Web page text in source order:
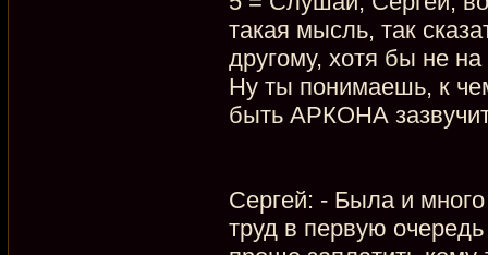
такая мысль, так
другому, хотя бы не
Ну ты понимаешь, к
быть АРКОНА
Сергей: - Была и много
труд в первую